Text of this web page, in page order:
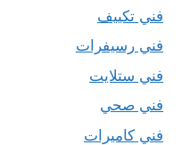
فني تكييف
فني رسيفرات
فني ستلايت
فني صحي
فني كاميرات